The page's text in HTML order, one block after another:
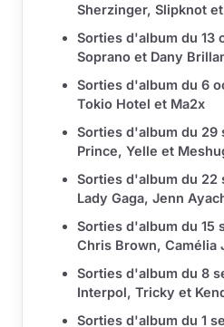
Sherzinger, Slipknot
Sorties d'album du 13
Soprano et Dany
Sorties d'album du 6
Tokio Hotel et Ma2x
Sorties d'album du 29
Prince, Yelle et
Sorties d'album du 22
Lady Gaga, Jenn
Sorties d'album du 15
Chris Brown, Camélia
Sorties d'album du 8
Interpol, Tricky et
Sorties d'album du 1